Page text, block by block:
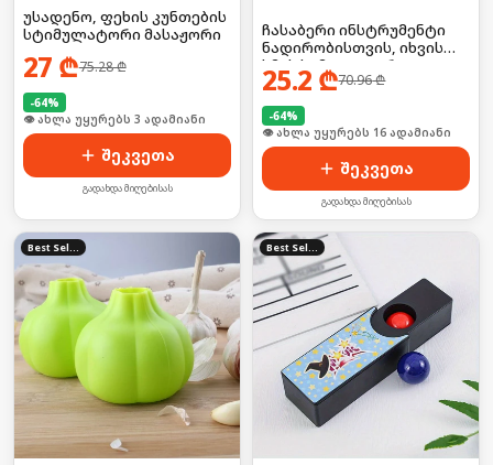
უსადენო, ფეხის კუნთების
სტიმულატორი მასაჟორი
27 ₾75.28₾
-64%
🛒 ბოლო 24სთ-ში იყიდა 3-მა
შეკვეთა
გადახდა მიღებისას
ჩასაბერი ინსტრუმენტი
ნადირობისთვის, იხვის
ხმის სიმულატორი
25.2 ₾70.96₾
-64%
🛒 ბოლო 24სთ-ში იყიდა 21-მა
შეკვეთა
გადახდა მიღებისას